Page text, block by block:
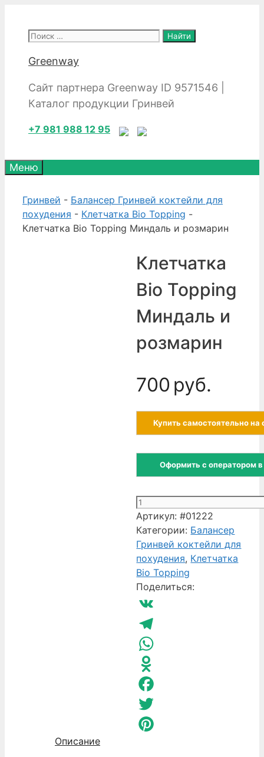
содержимому
Поиск:
Greenway
Сайт партнера Greenway ID 9571546 |
Каталог продукции Гринвей
+7 981 988 12 95
Меню
Гринвей - Балансер Гринвей коктейли для
похудения - Клетчатка Bio Topping -
Клетчатка Bio Topping Миндаль и розмарин
Клетчатка
Bio Topping
Миндаль и
розмарин
700 руб.
Купить самостоятельно на
Оформить с оператором
Количество
товара
Клетчатка
Bio
Topping
Миндаль
и
розмарин
Артикул:#01222
Категории: Балансер
Гринвей коктейли для
похудения, Клетчатка
Bio Topping
Поделиться:
VK
Telegram
WhatsApp
Odnoklassniki
Facebook
Twitter
Описание